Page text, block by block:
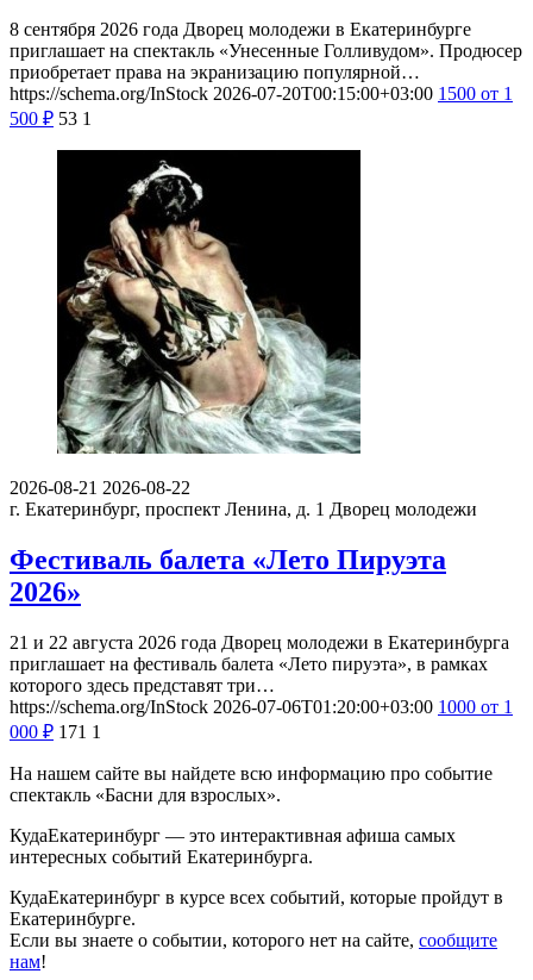
8 сентября 2026 года Дворец молодежи в Екатеринбурге
приглашает на спектакль «Унесенные Голливудом». Продюсер
приобретает права на экранизацию популярной…
https://schema.org/InStock 2026-07-20T00:15:00+03:00 1500 от 1
500 ₽ 53 1
2026-08-21 2026-08-22
г. Екатеринбург, проспект Ленина, д. 1 Дворец молодежи
Фестиваль балета «Лето Пируэта
2026»
21 и 22 августа 2026 года Дворец молодежи в Екатеринбурга
приглашает на фестиваль балета «Лето пируэта», в рамках
которого здесь представят три…
https://schema.org/InStock 2026-07-06T01:20:00+03:00 1000 от 1
000 ₽ 171 1
На нашем сайте вы найдете всю информацию про событие
спектакль «Басни для взрослых».
КудаЕкатеринбург — это интерактивная афиша самых
интересных событий Екатеринбурга.
КудаЕкатеринбург в курсе всех событий, которые пройдут в
Екатеринбурге.
Если вы знаете о событии, которого нет на сайте, сообщите
нам!